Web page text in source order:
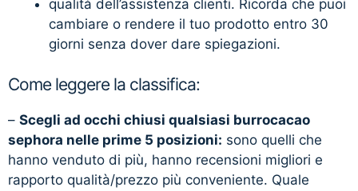
qualità dell’assistenza clienti. Ricorda che puoi
cambiare o rendere il tuo prodotto entro 30
giorni senza dover dare spiegazioni.
Come leggere la classifica:
– Scegli ad occhi chiusi qualsiasi burrocacao
sephora nelle prime 5 posizioni: sono quelli che
hanno venduto di più, hanno recensioni migliori e
rapporto qualità/prezzo più conveniente. Quale